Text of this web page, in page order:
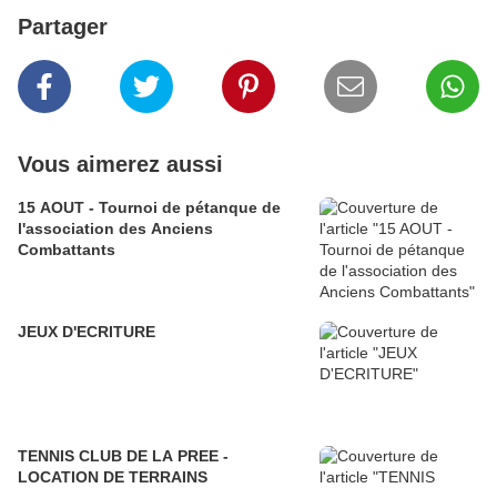
Partager
Vous aimerez aussi
15 AOUT - Tournoi de pétanque de
l'association des Anciens
Combattants
JEUX D'ECRITURE
TENNIS CLUB DE LA PREE -
LOCATION DE TERRAINS